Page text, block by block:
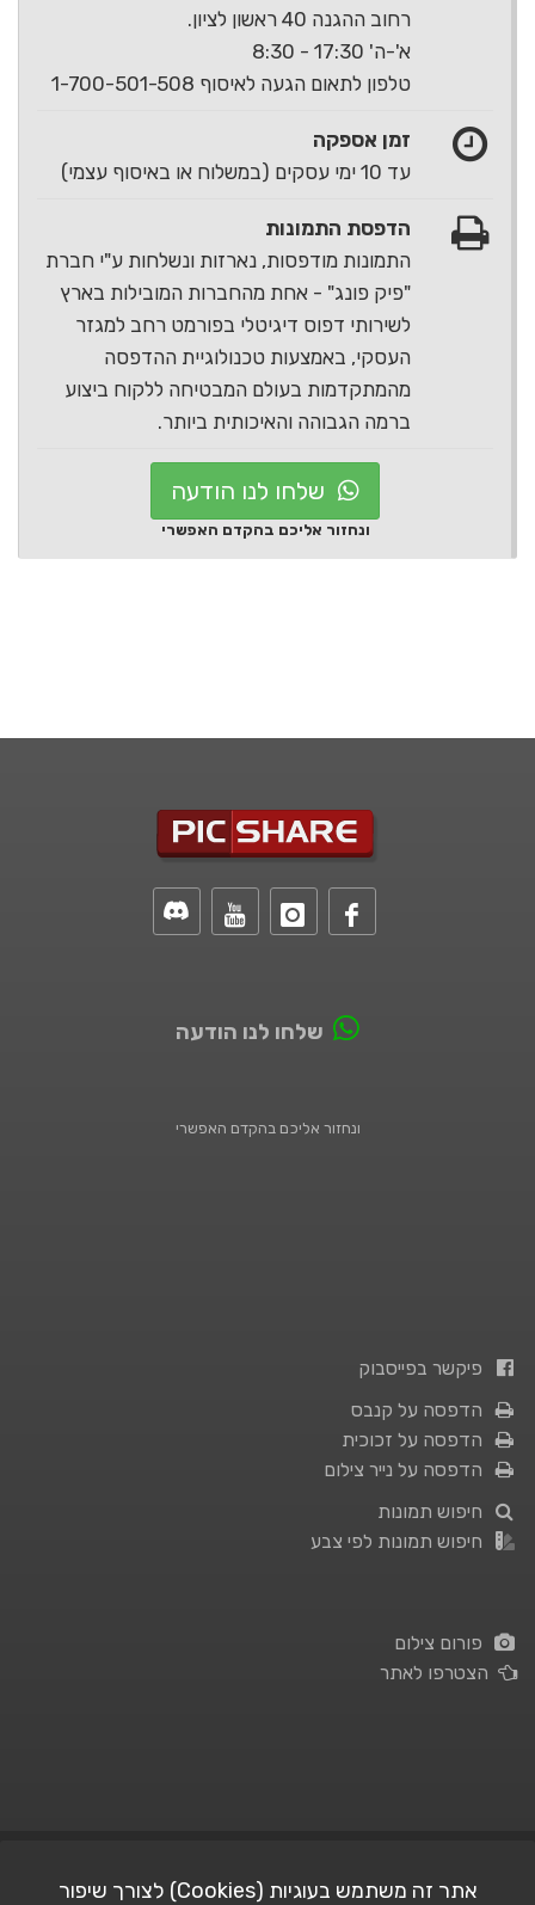
רחוב ההגנה 40 ראשון לציון.
א'-ה' 17:30 - 8:30
טלפון לתאום הגעה לאיסוף 1-700-501-508
זמן אספקה
עד 10 ימי עסקים (במשלוח או באיסוף עצמי)
הדפסת התמונות
התמונות מודפסות, נארזות ונשלחות ע"י חברת
"פיק פונג" - אחת מהחברות המובילות בארץ
לשירותי דפוס דיגיטלי בפורמט רחב למגזר
העסקי, באמצעות טכנולוגיית ההדפסה
מהמתקדמות בעולם המבטיחה ללקוח ביצוע
ברמה הגבוהה והאיכותית ביותר.
שלחו לנו הודעה
ונחזור אליכם בהקדם האפשרי
שלחו לנו הודעה
ונחזור אליכם בהקדם האפשרי
פיקשר בפייסבוק
הדפסה על קנבס
הדפסה על זכוכית
הדפסה על נייר צילום
חיפוש תמונות
חיפוש תמונות לפי צבע
פורום צילום
הצטרפו לאתר
אתר זה משתמש בעוגיות (Cookies) לצורך שיפור